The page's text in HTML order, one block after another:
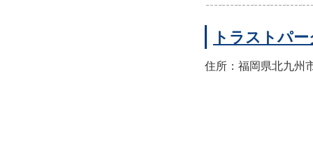
トラストパ
住所：福岡県北九州